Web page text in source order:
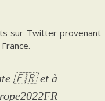
sur Twitter provenant
🇫🇷 et à